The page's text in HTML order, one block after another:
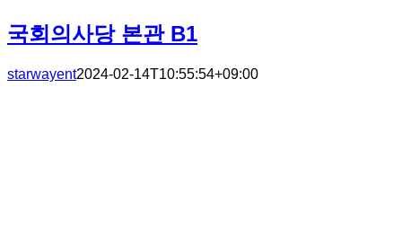
국회의사당 본관 B1
starwayent2024-02-14T10:55:54+09:00